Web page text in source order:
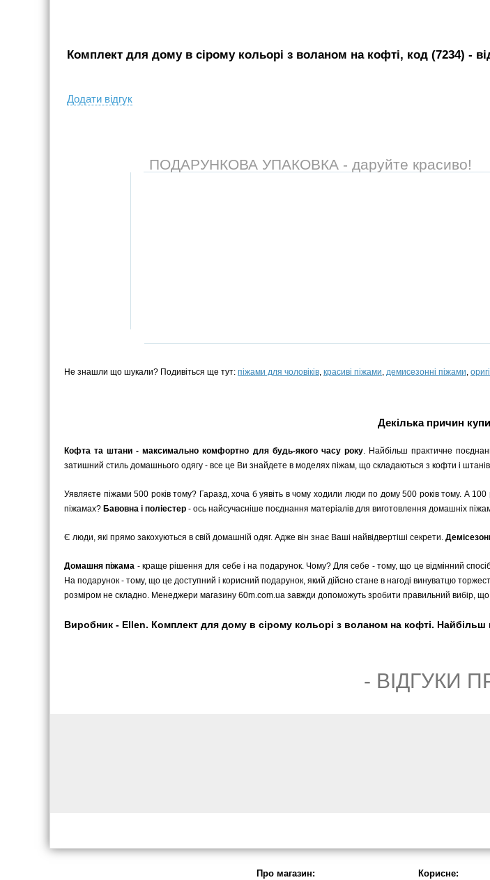
Комплект для дому в сірому кольорі з воланом на кофті, код (7234) -
Додати вiдгук
ПОДАРУНКОВА УПАКОВКА - даруйте красиво!
Не знашли що шукали? Подивіться ще тут: піжами для чоловіків, красиві піжами, демисезонні піжами,
Декілька причин
Кофта та штани - максимально комфортно для будь-якого часу року. Найбільш практичне
затишний стиль домашнього одягу - все це Ви знайдете в моделях піжам, що складаються з кофти і
Уявляєте піжами 500 років тому? Гаразд, хоча б уявіть в чому ходили люди по дому 500 років тому. А
піжамах? Бавовна і поліестер - ось найсучасніше поєднання матеріалів для виготовлення домашніх
Є люди, які прямо закохуються в свій домашній одяг. Адже він знає Ваші найвідвертіші секрети.
Домашня піжама - краще рішення для себе і на подарунок. Чому? Для себе - тому, що це відмінний
На подарунок - тому, що це доступний і корисний подарунок, який дійсно стане в нагоді винуватцю
розміром не складно. Менеджери магазину 60m.com.ua завжди допоможуть зробити правильний вибір, що
Виробник - Ellen. Комплект для дому в сірому кольорі з воланом на кофті.
- ВIДГУКИ
Про магазин: Корисне: